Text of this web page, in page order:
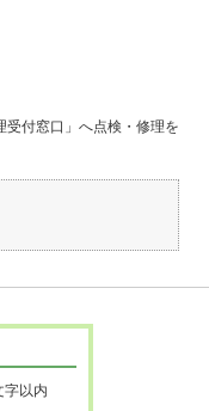
付窓口」へ点検・修理を
字以内